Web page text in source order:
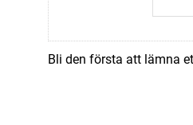
Bli den första att lämna